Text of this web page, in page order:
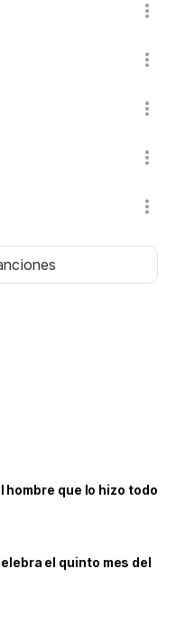
hombre que lo hizo todo
el quinto mes del